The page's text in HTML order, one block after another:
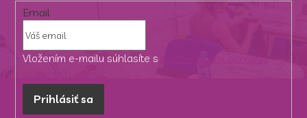
Email
Vložením e-mailu súhlasíte s
Prihlásiť sa